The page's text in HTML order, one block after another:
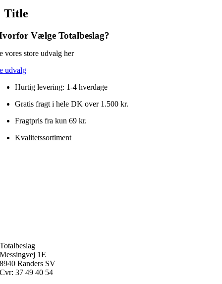
sort
antal
view
Title
Vælge Totalbeslag?
vores store udvalg her
udvalg
Hurtig levering: 1-4 hverdage
Gratis fragt i hele DK over 1.500 kr.
Fragtpris fra kun 69 kr.
Kvalitetssortiment
Totalbeslag
Messingvej 1E
8940 Randers SV
Cvr: 37 49 40 54